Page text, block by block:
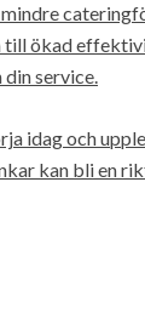
till ökad
service.
idag och
kan bli en